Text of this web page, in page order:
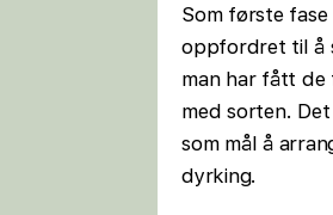
Som første
oppfordret til å
man har fått de
med sorten.
som mål å
dyrking.